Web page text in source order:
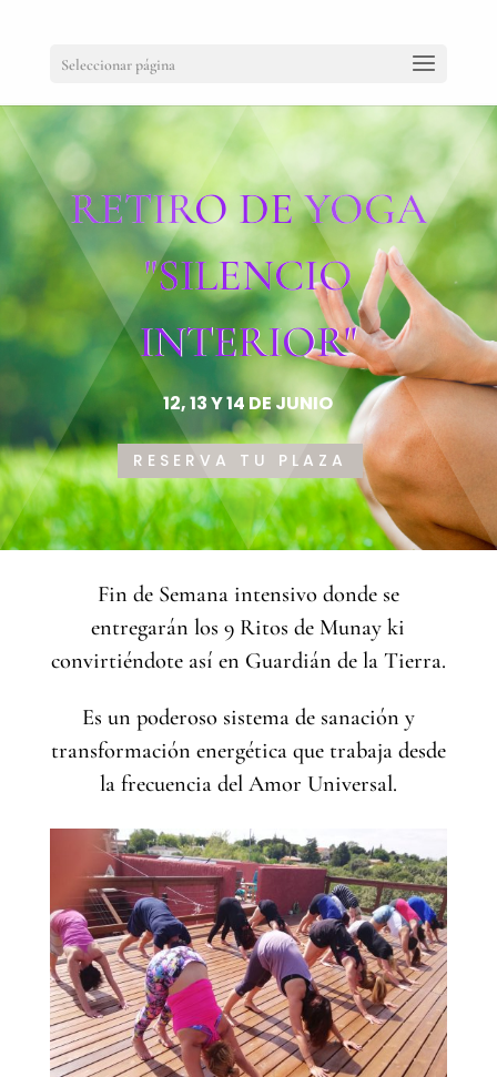
Seleccionar página
RETIRO DE YOGA
"SILENCIO
INTERIOR"
12, 13 Y 14 DE JUNIO
RESERVA TU PLAZA
Fin de Semana intensivo donde se
entregarán los 9 Ritos de Munay ki
convirtiéndote así en Guardián de la Tierra.
Es un poderoso sistema de sanación y
transformación energética que trabaja desde
la frecuencia del Amor Universal.